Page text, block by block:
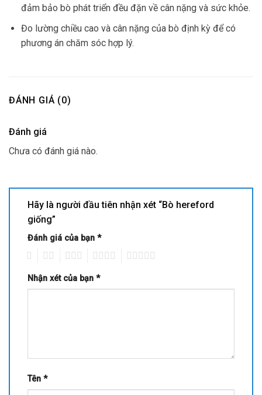
đảm bảo bò phát triển đều đặn về cân nặng và sức khỏe.
Đo lường chiều cao và cân nặng của bò định kỳ để có
phương án chăm sóc hợp lý.
ĐÁNH GIÁ (0)
Đánh giá
Chưa có đánh giá nào.
Hãy là người đầu tiên nhận xét “Bò hereford
giống”
Đánh giá của bạn *
Nhận xét của bạn *
Tên *